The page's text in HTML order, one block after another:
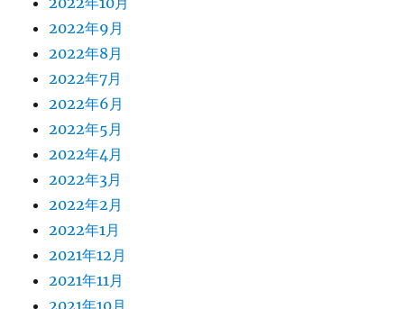
2022年9月
2022年8月
2022年7月
2022年6月
2022年5月
2022年4月
2022年3月
2022年2月
2022年1月
2021年12月
2021年11月